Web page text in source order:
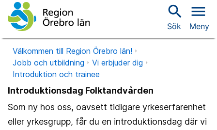
search
Sök
menu
Meny
Välkommen till Region Örebro län!
Jobb och utbildning
Vi erbjuder dig
Introduktion och trainee
Introduktionsdag Folktandvården
Som ny hos oss, oavsett tidigare yrkeserfarenhet
eller yrkesgrupp, får du en introduktionsdag där vi